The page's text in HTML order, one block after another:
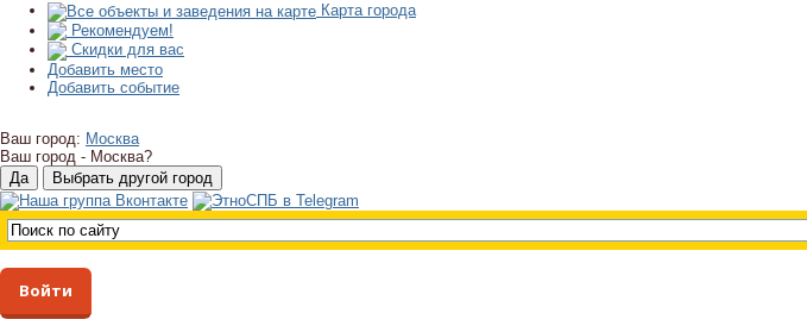
Карта города
Рекомендуем!
Скидки для вас
Добавить место
Добавить событие
Ваш город: Москва
Ваш город - Москва?
Войти